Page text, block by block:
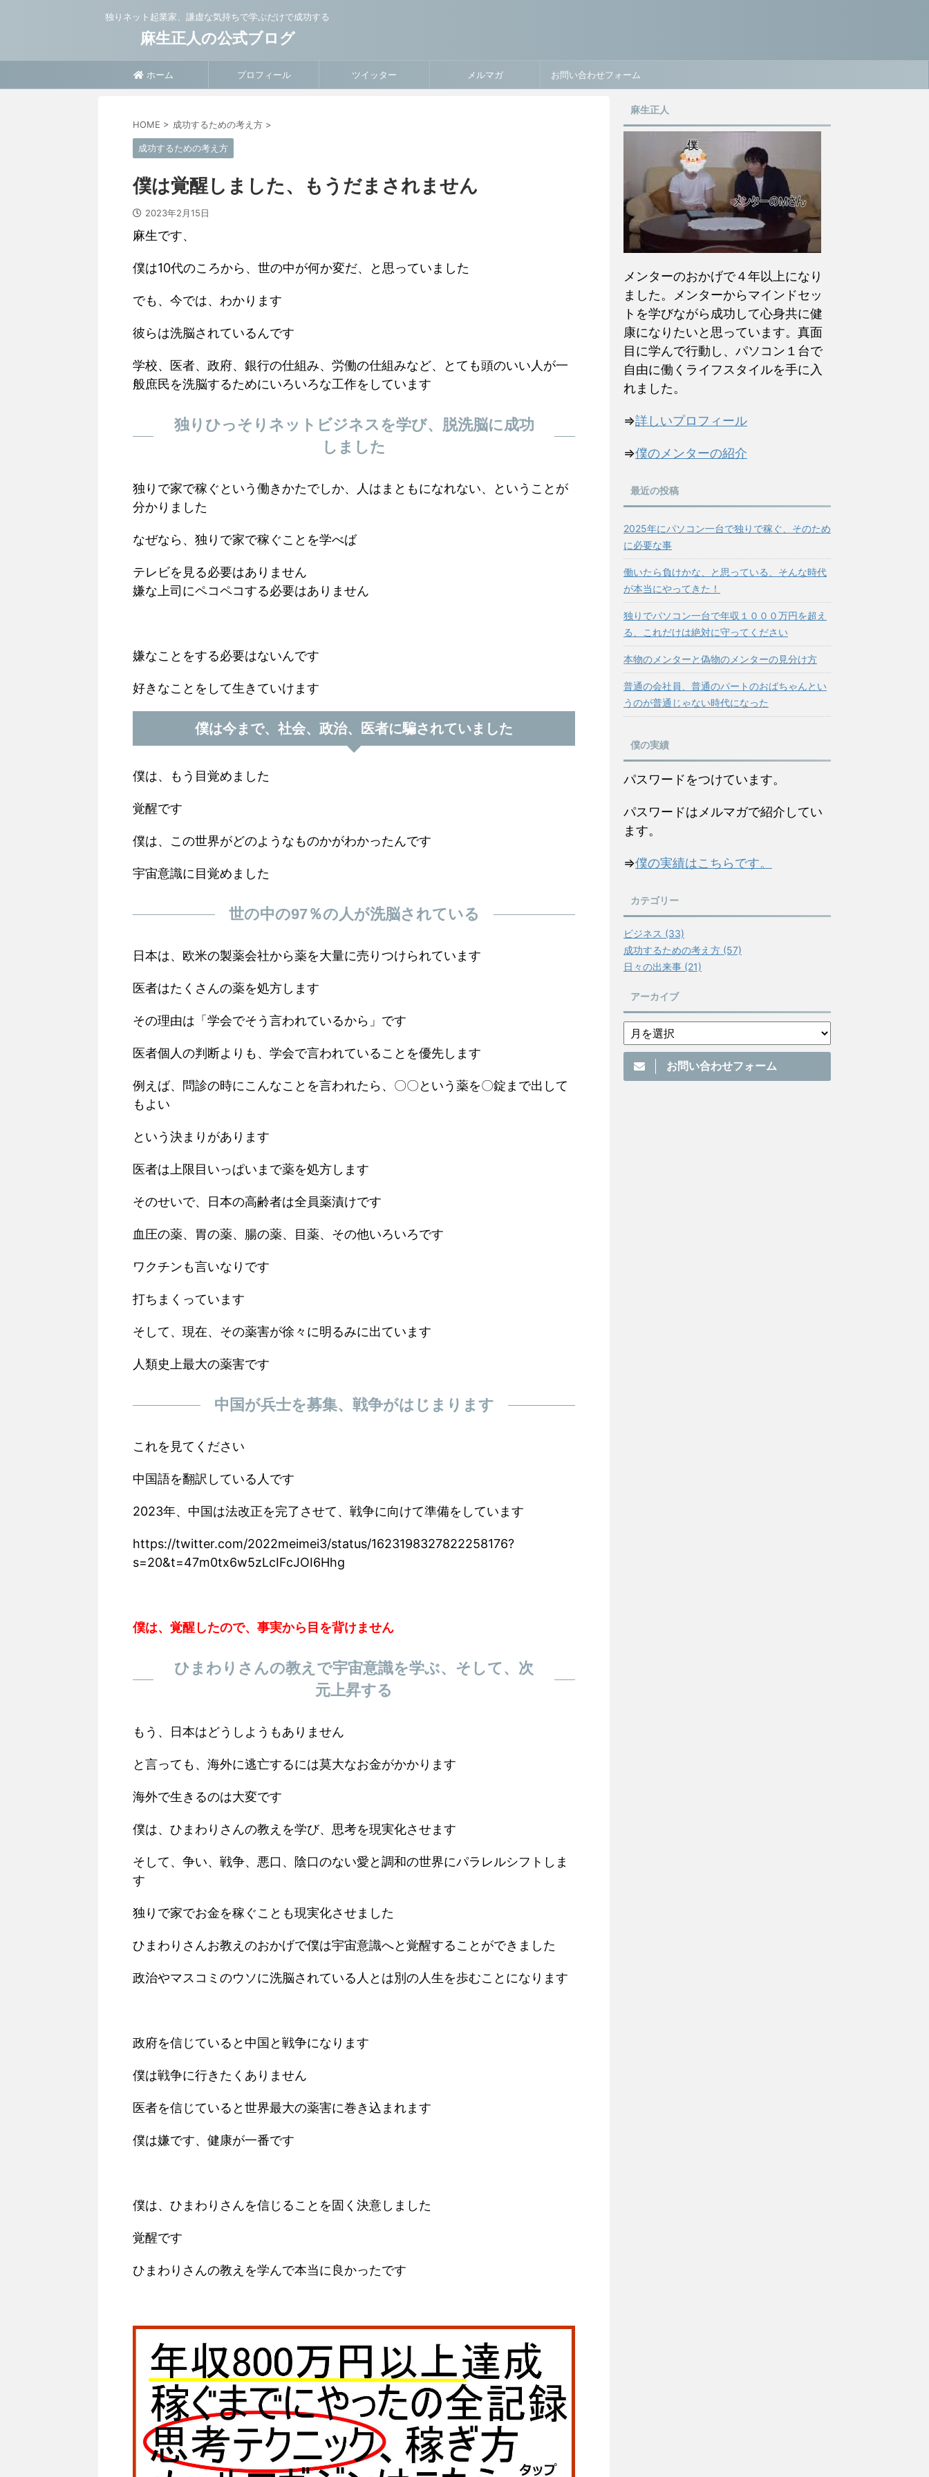
独りネット起業家、謙虚な気持ちで学ぶだけで成功する
麻生正人の公式ブログ
ホーム プロフィール ツイッター メルマガ お問い合わせフォーム
HOME > 成功するための考え方 >
成功するための考え方
僕は覚醒しました、もうだまされません
2023年2月15日
麻生です、
僕は10代のころから、世の中が何か変だ、と思っていました
でも、今では、わかります
彼らは洗脳されているんです
学校、医者、政府、銀行の仕組み、労働の仕組みなど、とても頭のいい人が一
般庶民を洗脳するためにいろいろな工作をしています
独りひっそりネットビジネスを学び、脱洗脳に成功
しました
独りで家で稼ぐという働きかたでしか、人はまともになれない、ということが
分かりました
なぜなら、独りで家で稼ぐことを学べば
テレビを見る必要はありません
嫌な上司にペコペコする必要はありません
嫌なことをする必要はないんです
好きなことをして生きていけます
僕は今まで、社会、政治、医者に騙されていました
僕は、もう目覚めました
覚醒です
僕は、この世界がどのようなものかがわかったんです
宇宙意識に目覚めました
世の中の97％の人が洗脳されている
日本は、欧米の製薬会社から薬を大量に売りつけられています
医者はたくさんの薬を処方します
その理由は「学会でそう言われているから」です
医者個人の判断よりも、学会で言われていることを優先します
例えば、問診の時にこんなことを言われたら、〇〇という薬を〇錠まで出して
もよい
という決まりがあります
医者は上限目いっぱいまで薬を処方します
そのせいで、日本の高齢者は全員薬漬けです
血圧の薬、胃の薬、腸の薬、目薬、その他いろいろです
ワクチンも言いなりです
打ちまくっています
そして、現在、その薬害が徐々に明るみに出ています
人類史上最大の薬害です
中国が兵士を募集、戦争がはじまります
これを見てください
中国語を翻訳している人です
2023年、中国は法改正を完了させて、戦争に向けて準備をしています
https://twitter.com/2022meimei3/status/1623198327822258176?
s=20&t=47m0tx6w5zLcIFcJOI6Hhg
僕は、覚醒したので、事実から目を背けません
ひまわりさんの教えで宇宙意識を学ぶ、そして、次
元上昇する
もう、日本はどうしようもありません
と言っても、海外に逃亡するには莫大なお金がかかります
海外で生きるのは大変です
僕は、ひまわりさんの教えを学び、思考を現実化させます
そして、争い、戦争、悪口、陰口のない愛と調和の世界にパラレルシフトしま
す
独りで家でお金を稼ぐことも現実化させました
ひまわりさんお教えのおかげで僕は宇宙意識へと覚醒することができました
政治やマスコミのウソに洗脳されている人とは別の人生を歩むことになります
政府を信じていると中国と戦争になります
僕は戦争に行きたくありません
医者を信じていると世界最大の薬害に巻き込まれます
僕は嫌です、健康が一番です
僕は、ひまわりさんを信じることを固く決意しました
覚醒です
ひまわりさんの教えを学んで本当に良かったです
麻生正人
メンターのおかげで４年以上になり
ました。メンターからマインドセッ
トを学びながら成功して心身共に健
康になりたいと思っています。真面
目に学んで行動し、パソコン１台で
自由に働くライフスタイルを手に入
れました。
⇒詳しいプロフィール
⇒僕のメンターの紹介
最近の投稿
2025年にパソコン一台で独りで稼ぐ、そのため
に必要な事
働いたら負けかな、と思っている、そんな時代
が本当にやってきた！
独りでパソコン一台で年収１０００万円を超え
る、これだけは絶対に守ってください
本物のメンターと偽物のメンターの見分け方
普通の会社員、普通のパートのおばちゃんとい
うのが普通じゃない時代になった
僕の実績
パスワードをつけています。
パスワードはメルマガで紹介してい
ます。
⇒僕の実績はこちらです。
カテゴリー
ビジネス (33)
成功するための考え方 (57)
日々の出来事 (21)
アーカイブ
お問い合わせフォーム